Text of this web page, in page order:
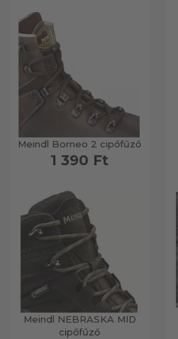
Meindl Borneo 2 cipőfűző
1 390 Ft
Meindl NEBRASKA MID
cipőfűző